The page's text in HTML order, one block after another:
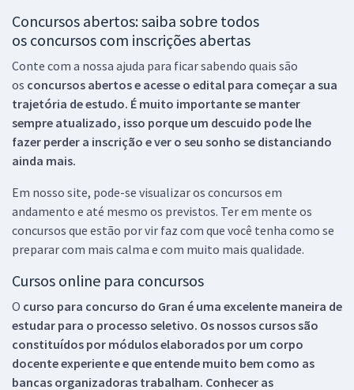
Concursos abertos: saiba sobre todos
os concursos com inscrições abertas
Conte com a nossa ajuda para ficar sabendo quais são
os concursos abertos e acesse o edital para começar a sua
trajetória de estudo. É muito importante se manter
sempre atualizado, isso porque um descuido pode lhe
fazer perder a inscrição e ver o seu sonho se distanciando
ainda mais.
Em nosso site, pode-se visualizar os concursos em
andamento e até mesmo os previstos. Ter em mente os
concursos que estão por vir faz com que você tenha como se
preparar com mais calma e com muito mais qualidade.
Cursos online para concursos
O curso para concurso do Gran é uma excelente maneira de
estudar para o processo seletivo. Os nossos cursos são
constituídos por módulos elaborados por um corpo
docente experiente e que entende muito bem como as
bancas organizadoras trabalham. Conhecer as